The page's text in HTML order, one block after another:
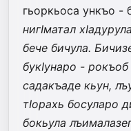
гьоркьоса ункъо -
нигIматал
бече бичула.
букIунаро - рокъоб
садакъаде кьун,
тIорахь босуларо
бокьула